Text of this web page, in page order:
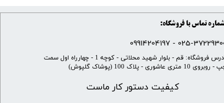
شماره تماس با فروشگاه:
025-37229300 -
کیفیت دستور کار ماست
​آدرس فروشگاه: قم - بلوار شهید محلاتی - کوچه 1 - چهارراه اول سمت
10 متری عاشوری - پلاک 100 (پوشاک گلپوش)